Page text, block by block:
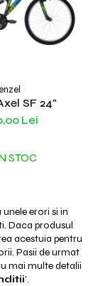
SF 24"
Lei
STOC
erori si in
Daca produsul
acestuia pentru
Pasii de urmat
mai multe detalii
'.